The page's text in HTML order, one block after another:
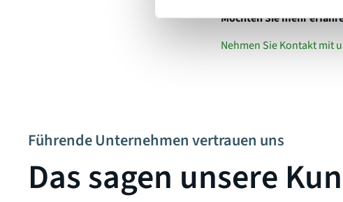
Möchten Sie mehr
Nehmen Sie Kontakt mit
Führende Unternehmen vertrauen uns
Das sagen unsere